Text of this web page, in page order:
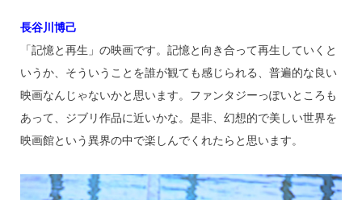
長谷川博己
「記憶と再生」の映画です。記憶と向き合って再生していくと
いうか、そういうことを誰が観ても感じられる、普遍的な良い
映画なんじゃないかと思います。ファンタジーっぽいところも
あって、ジブリ作品に近いかな。是非、幻想的で美しい世界を
映画館という異界の中で楽しんでくれたらと思います。